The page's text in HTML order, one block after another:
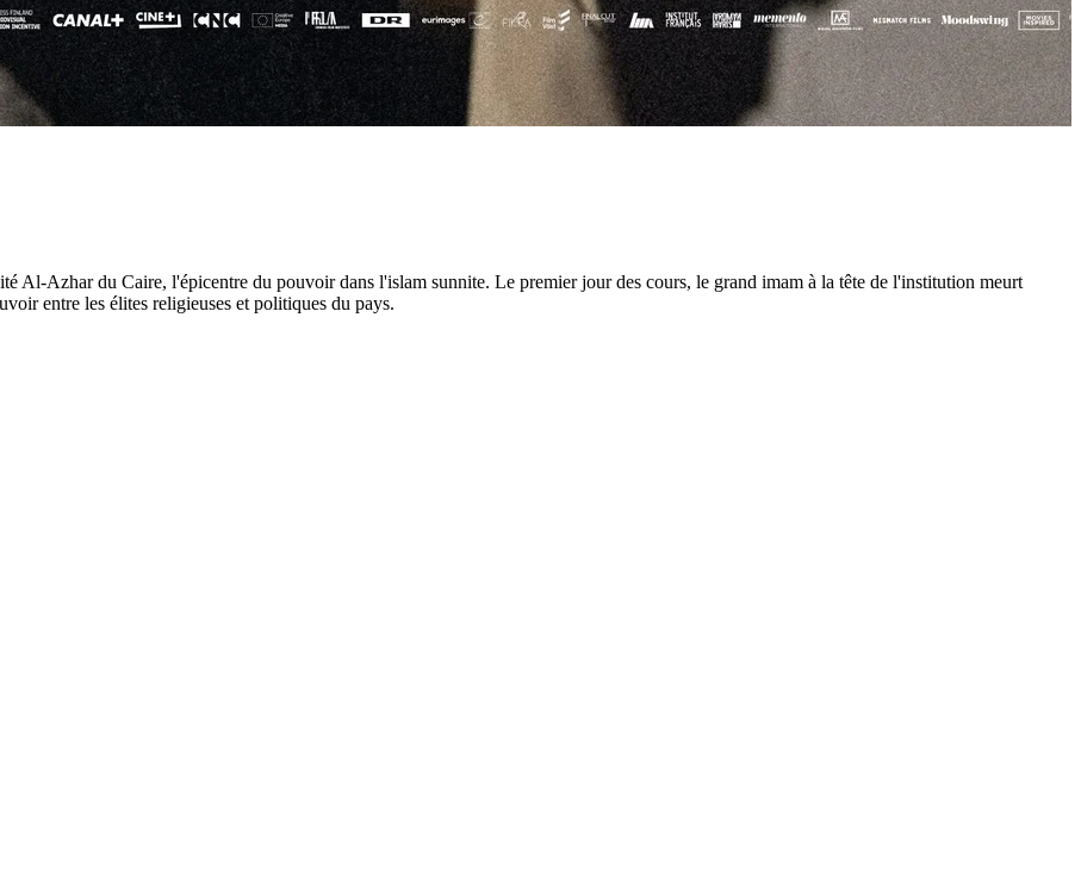
Al-Azhar du Caire, l'épicentre du pouvoir dans l'islam sunnite. Le premier jour des cours, le grand imam à la tête de l'institution meurt
entre les élites religieuses et politiques du pays.